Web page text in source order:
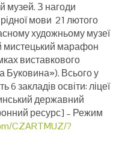
музей. З нагоди
мови 21 лютого
художньому музеї
мистецький марафон
виставкового
Буковина»). Всього у
6 закладів освіти: ліцеї
державний
ресурс] – Режим
CZARTMUZ/?